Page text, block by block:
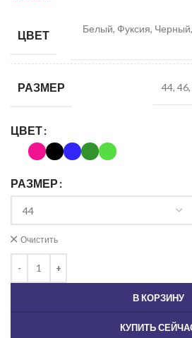
ЦВЕТ
Белый, Фуксия,
РАЗМЕР 44,
ЦВЕТ
РАЗМЕР
Очистить
В КОРЗИНУ
КУПИТЬ